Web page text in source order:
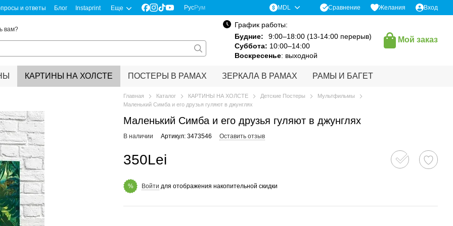
и ответы Блог Instaprint Еще РусРум MDL Сравнение Желания Вход
вам?
График работы:
Будние:
9:00–18:00 (13-14:00 перерыв)
Суббота: 10:00–14:00
Воскресенье: выходной
Мой заказ
КАРТИНЫ НА ХОЛСТЕ ПОСТЕРЫ В РАМАХ ЗЕРКАЛА В РАМАХ РАМЫ И БАГЕТ
Главная Каталог КАРТИНЫ НА ХОЛСТЕ Детские Постеры
Мультфильмы
Маленький Симба и его друзья гуляют в джунглях
Маленький Симба и его друзья гуляют в джунглях
В наличии Артикул: 3473546 Оставить отзыв
350Lei
% Войти для отображения накопительной скидки